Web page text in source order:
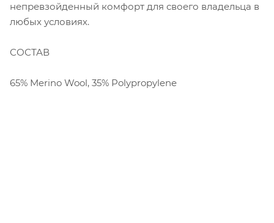
непревзойденный комфорт для своего владельца в
любых условиях.
СОСТАВ
65% Merino Wool, 35% Polypropylene